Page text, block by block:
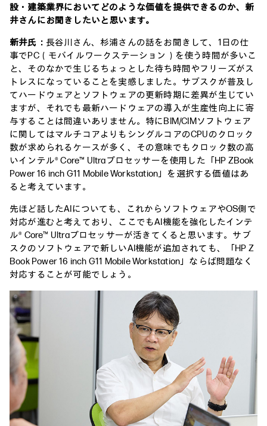
設・建築業界においてどのような価値を提供できるのか、新
井さんにお聞きしたいと思います。
新井氏： 長谷川さん、杉浦さんの話をお聞きして、1日の仕
事でPC（モバイルワークステーション）を使う時間が多いこ
と、そのなかで生じるちょっとした待ち時間やフリーズがス
トレスになっていることを実感しました。サブスクが普及し
てハードウェアとソフトウェアの更新時期に差異が生じてい
ますが、それでも最新ハードウェアの導入が生産性向上に寄
与することは間違いありません。特にBIM/CIMソフトウェア
に関してはマルチコアよりもシングルコアのCPUのクロック
数が求められるケースが多く、その意味でもクロック数の高
いインテル® Core™ Ultraプロセッサーを使用した「HP ZBook
Power 16 inch G11 Mobile Workstation」を選択する価値はあ
ると考えています。
先ほど話したAIについても、これからソフトウェアやOS側で
対応が進むと考えており、ここでもAI機能を強化したインテ
ル® Core™ Ultraプロセッサーが活きてくると思います。サブ
スクのソフトウェアで新しいAI機能が追加されても、「HP Z
Book Power 16 inch G11 Mobile Workstation」ならば問題なく
対応することが可能でしょう。